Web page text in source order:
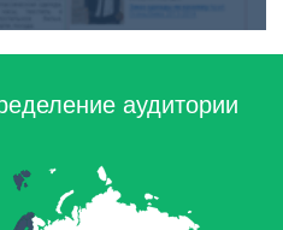
аудитории